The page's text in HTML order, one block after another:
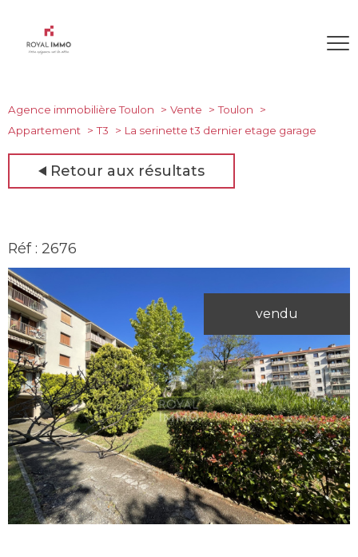
Agence immobilière Toulon Vente
Toulon
Appartement
T3 La serinette t3 dernier etage garage
Retour aux résultats
Réf : 2676
vendu